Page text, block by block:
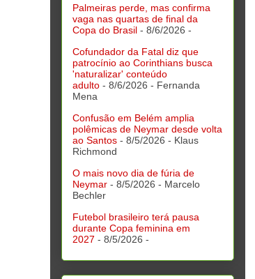
Palmeiras perde, mas confirma
vaga nas quartas de final da
Copa do Brasil - 8/6/2026 -
Cofundador da Fatal diz que
patrocínio ao Corinthians busca
'naturalizar' conteúdo
adulto - 8/6/2026 - Fernanda
Mena
Confusão em Belém amplia
polêmicas de Neymar desde volta
ao Santos - 8/5/2026 - Klaus
Richmond
O mais novo dia de fúria de
Neymar - 8/5/2026 - Marcelo
Bechler
Futebol brasileiro terá pausa
durante Copa feminina em
2027 - 8/5/2026 -